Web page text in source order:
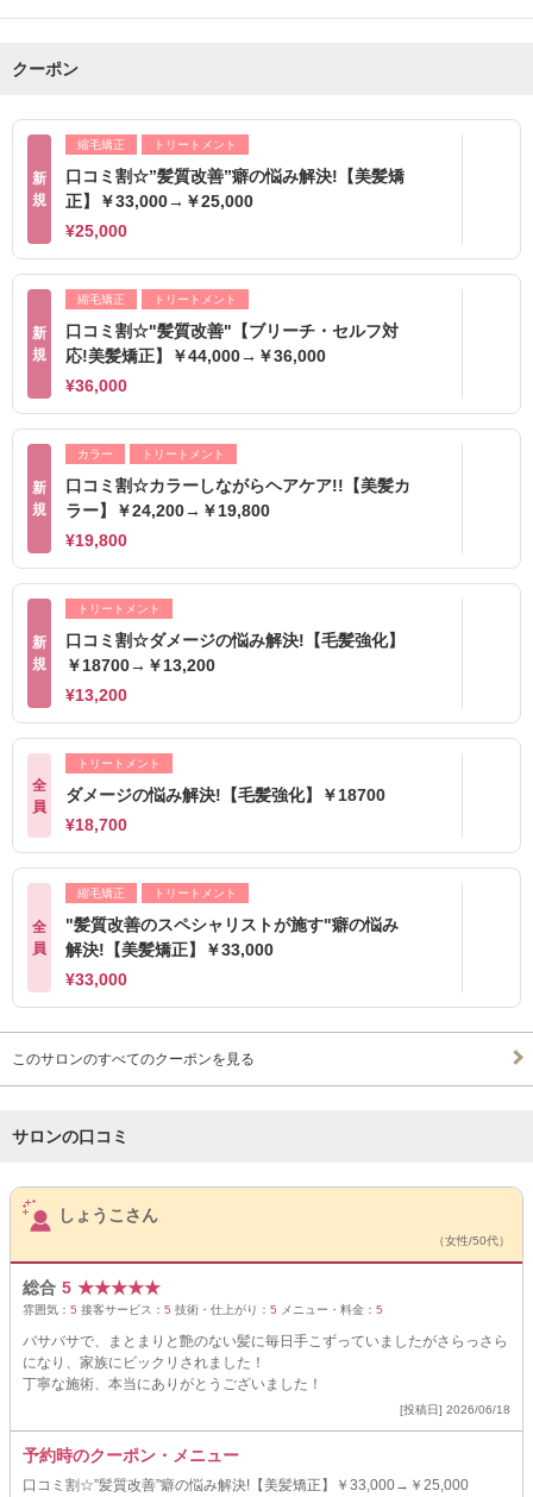
クーポン
新
規
縮毛矯正 トリートメント
口コミ割☆”髪質改善”癖の悩み解決!【美髪矯
正】￥33,000→￥25,000
¥25,000
新
規
縮毛矯正 トリートメント
口コミ割☆"髪質改善"【ブリーチ・セルフ対
応!美髪矯正】￥44,000→￥36,000
¥36,000
新
規
カラー トリートメント
口コミ割☆カラーしながらヘアケア!!【美髪カ
ラー】￥24,200→￥19,800
¥19,800
新
規
トリートメント
口コミ割☆ダメージの悩み解決!【毛髪強化】
￥18700→￥13,200
¥13,200
全
員
トリートメント
ダメージの悩み解決!【毛髪強化】￥18700
¥18,700
全
員
縮毛矯正 トリートメント
"髪質改善のスペシャリストが施す"癖の悩み
解決!【美髪矯正】￥33,000
¥33,000
このサロンのすべてのクーポンを見る
サロンの口コミ
サロンPick Up
しょうこさん
（女性/50代）
総合 5 ★★★★★
雰囲気： 5 接客サービス： 5 技術・仕上がり： 5 メニュー・料金： 5
バサバサで、まとまりと艶のない髪に毎日手こずっていましたがさらっさら
になり、家族にビックリされました！
丁寧な施術、本当にありがとうございました！
[投稿日] 2026/06/18
予約時のクーポン・メニュー
口コミ割☆”髪質改善”癖の悩み解決!【美髪矯正】￥33,000→￥25,000